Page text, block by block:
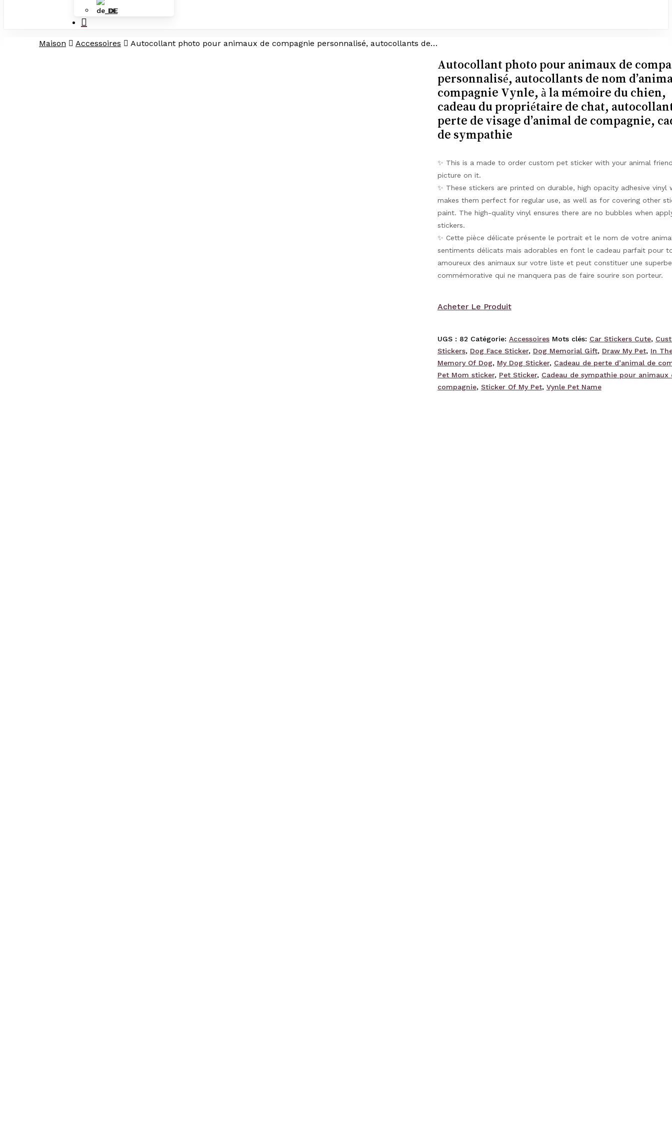
DE
recherche
Maison Accessoires Autocollant photo pour animaux de compagnie personnalisé, autocollants de nom d’animal de compagnie Vynle, à la mémoire du chien, cadeau du propriétaire de chat, autocollant de perte de visage d’animal de compagnie, cadeau de sympathie
Autocollant photo pour animaux de
personnalisé, autocollants de nom
compagnie Vynle, à la mémoire du chien,
cadeau du propriétaire de chat,
perte de visage d’animal de compagnie,
de sympathie
✨ This is a made to order custom pet sticker with your animal
picture on it.
✨ These stickers are printed on durable, high opacity adhesive vinyl
makes them perfect for regular use, as well as for covering other
paint. The high-quality vinyl ensures there are no bubbles when
stickers.
✨ Cette pièce délicate présente le portrait et le nom de votre
sentiments délicats mais adorables en font le cadeau parfait pour
amoureux des animaux sur votre liste et peut constituer une
commémorative qui ne manquera pas de faire sourire son porteur.
Acheter Le Produit
UGS : 82 Catégorie: Accessoires Mots clés: Car Stickers Cute,
Stickers, Dog Face Sticker, Dog Memorial Gift, Draw My Pet, In
Memory Of Dog, My Dog Sticker, Cadeau de perte d’animal de
Pet Mom sticker, Pet Sticker, Cadeau de sympathie pour animaux
compagnie, Sticker Of My Pet, Vynle Pet Name